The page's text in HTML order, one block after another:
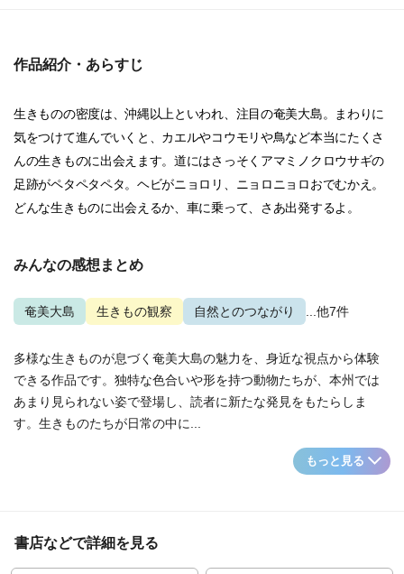
作品紹介・あらすじ
生きものの密度は、沖縄以上といわれ、注目の奄美大島。まわりに
気をつけて進んでいくと、カエルやコウモリや鳥など本当にたくさ
んの生きものに出会えます。道にはさっそくアマミノクロウサギの
足跡がペタペタペタ。ヘビがニョロリ、ニョロニョロおでむかえ。
どんな生きものに出会えるか、車に乗って、さあ出発するよ。
みんなの感想まとめ
奄美大島 生きもの観察 自然とのつながり ...他7件
多様な生きものが息づく奄美大島の魅力を、身近な視点から体験
できる作品です。独特な色合いや形を持つ動物たちが、本州では
あまり見られない姿で登場し、読者に新たな発見をもたらしま
す。生きものたちが日常の中に...
もっと見る
書店などで詳細を見る